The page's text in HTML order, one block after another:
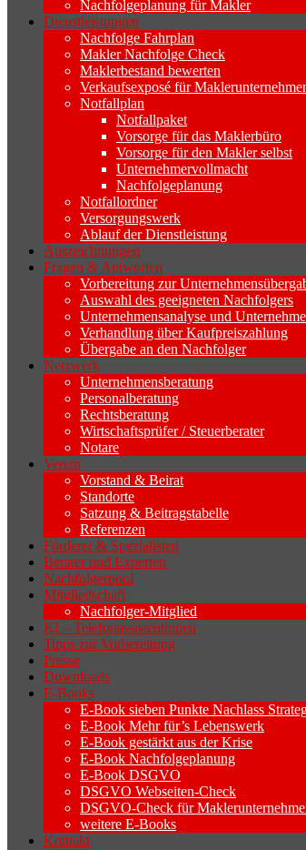
Nachfolgeplanung für Makler
Dienstleistungen
Nachfolge Fahrplan
Makler Nachfolge Check
Maklerbestand bewerten
Verkaufsexposé für
Notfallplan
Notfallpaket
Vorsorge für das Maklerbüro
Vorsorge für den Makler selbst
Unternehmervollmacht
Nachfolgeplanung
Notfallordner
Versorgungswerk
Ablauf der Dienstleistung
Auszeichnungen
Fragen & Antworten
Vorbereitung zur
Auswahl des geeigneten Nachfolgers
Unternehmensanalyse und
Verhandlung über Kaufpreiszahlung
Übergabe an den Nachfolger
Netzwerk
Unternehmensberatung
Personalberatung
Rechtsberatung
Wirtschaftsprüfer / Steuerberater
Notare
Verein
Vorstand & Beirat
Standorte
Satzung & Beitragstabelle
Referenzen
Förderer & Spezialisten
Berater und Experten
Nachfolgerpool
Mitgliedschaft
Nachfolger-Mitglied
KI – Telefonassistentinnen
Tipps zur Vorbereitung
Presse
Downloads
E-Books
E-Book sieben Punkte Nachlass
E-Book Mehr für’s Lebenswerk
E-Book gestärkt aus der Krise
E-Book Nachfolgeplanung
E-Book DSGVO
DSGVO Webseiten-Check
DSGVO-Check für
weitere E-Books
Kontakt